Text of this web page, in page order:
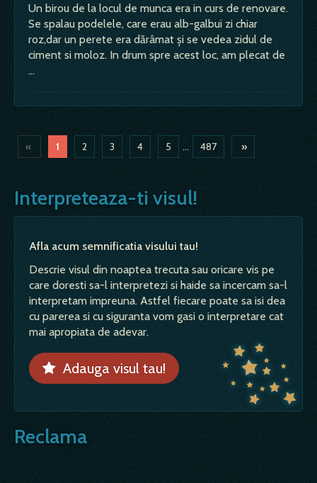
Un birou de la locul de munca era in curs de renovare.
Se spalau podelele, care erau alb-galbui zi chiar
roz,dar un perete era dărâmat și se vedea zidul de
ciment si moloz. In drum spre acest loc, am plecat de
…
« 1 2 3 4 5 ... 487 »
Interpreteaza-ti visul!
Afla acum semnificatia visului tau!
Descrie visul din noaptea trecuta sau oricare vis pe
care doresti sa-l interpretezi si haide sa incercam sa-l
interpretam impreuna. Astfel fiecare poate sa isi dea
cu parerea si cu siguranta vom gasi o interpretare cat
mai apropiata de adevar.
Adauga visul tau!
Reclama